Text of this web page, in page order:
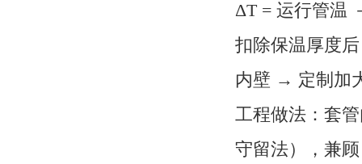
ΔT = 运行管温
扣除保温厚度
内壁 → 定制加
工程做法：套
守留法），兼